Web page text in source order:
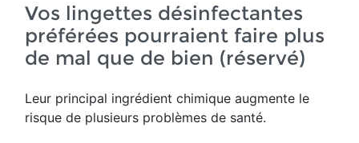
Vos lingettes désinfectantes
préférées pourraient faire plus
de mal que de bien (réservé)
Leur principal ingrédient chimique augmente le
risque de plusieurs problèmes de santé.